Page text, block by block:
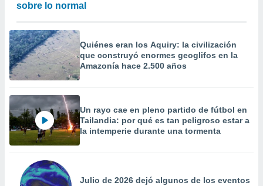
sobre lo normal
Quiénes eran los Aquiry: la civilización
que construyó enormes geoglifos en la
Amazonía hace 2.500 años
Un rayo cae en pleno partido de fútbol en
Tailandia: por qué es tan peligroso estar a
la intemperie durante una tormenta
Julio de 2026 dejó algunos de los eventos